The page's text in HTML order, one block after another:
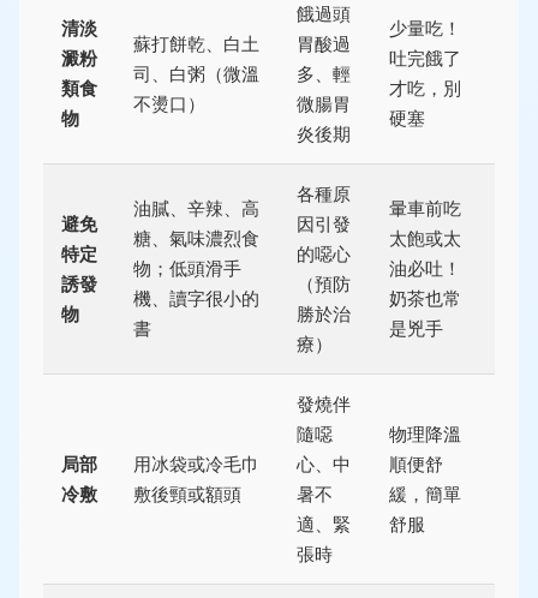
清淡
澱粉
類食
物
蘇打餅乾、白土
司、白粥（微溫
不燙口）
餓過頭
胃酸過
多、輕
微腸胃
炎後期
少量吃！
吐完餓了
才吃，別
硬塞
避免
特定
誘發
物
油膩、辛辣、高
糖、氣味濃烈食
物；低頭滑手
機、讀字很小的
書
各種原
因引發
的噁心
（預防
勝於治
療）
暈車前吃
太飽或太
油必吐！
奶茶也常
是兇手
局部
冷敷
用冰袋或冷毛巾
敷後頸或額頭
發燒伴
隨噁
心、中
暑不
適、緊
張時
物理降溫
順便舒
緩，簡單
舒服